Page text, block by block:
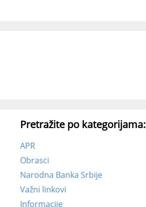
Pretražite po kategorijama:
APR
Obrasci
Narodna Banka Srbije
Važni linkovi
Informacije